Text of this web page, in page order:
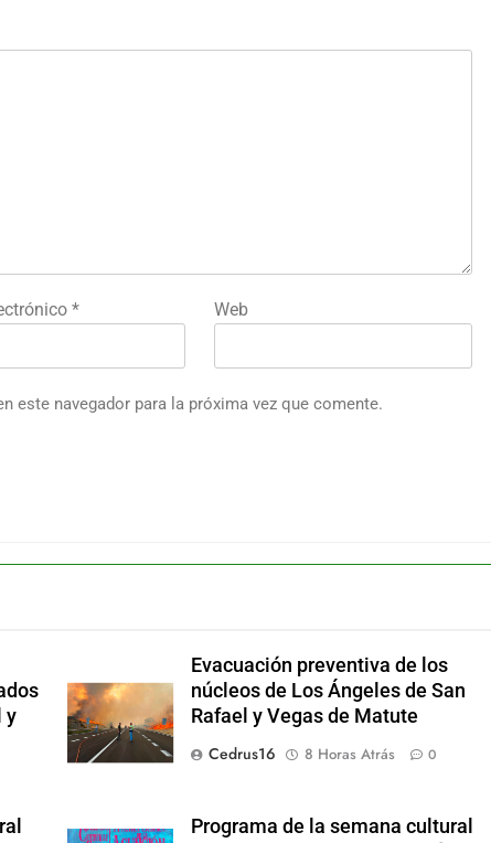
* Web
este navegador para la próxima vez que comente.
y
Evacuación preventiva de los
núcleos de Los Ángeles de San
Rafael y Vegas de Matute
Cedrus16
8 Horas Atrás 0
Programa de la semana cultural